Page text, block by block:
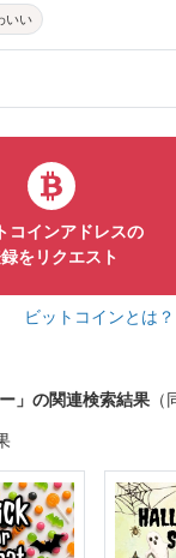
いい
コインアドレスの
をリクエスト
ビットコインとは
」の関連検索結果